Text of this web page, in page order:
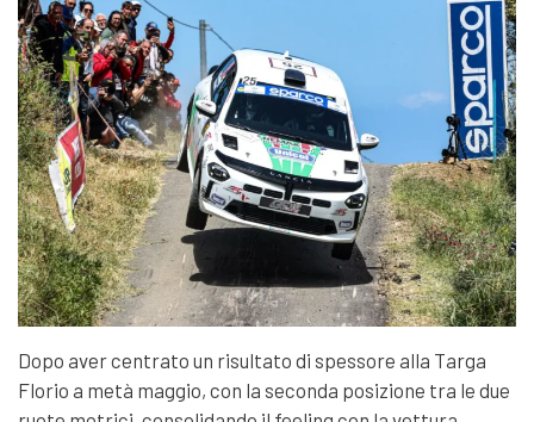
Dopo aver centrato un risultato di spessore alla Targa
Florio a metà maggio, con la seconda posizione tra le due